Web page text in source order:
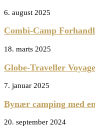
6. august 2025
Combi-Camp
18. marts 2025
Globe-Traveller
7. januar 2025
Bynær camping med
20. september 2024